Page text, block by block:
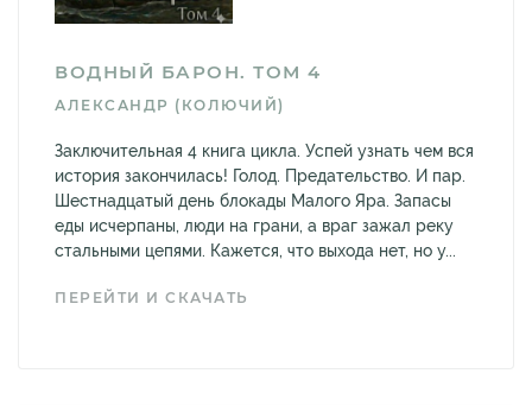
ВОДНЫЙ БАРОН. ТОМ 4
АЛЕКСАНДР (КОЛЮЧИЙ)
Заключительная 4 книга цикла. Успей узнать чем вся
история закончилась! Голод. Предательство. И пар.
Шестнадцатый день блокады Малого Яра. Запасы
еды исчерпаны, люди на грани, а враг зажал реку
стальными цепями. Кажется, что выхода нет, но у...
ПЕРЕЙТИ И СКАЧАТЬ